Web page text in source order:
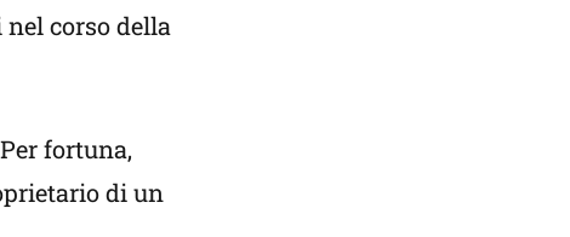
corso della
fortuna,
di un